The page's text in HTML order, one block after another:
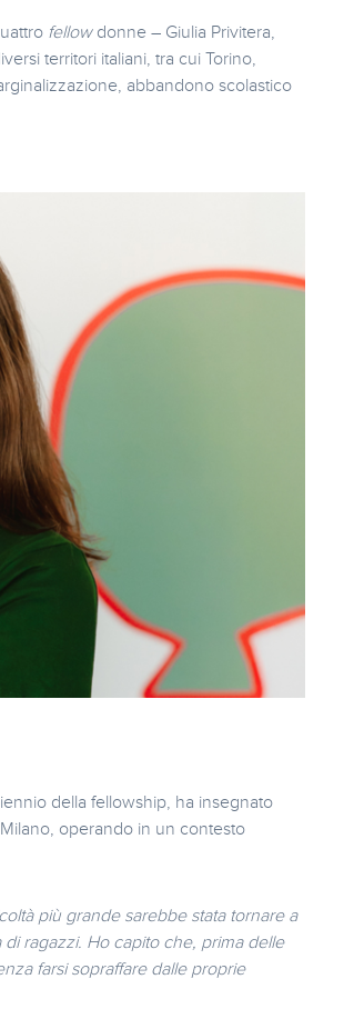
fellowdonne – Giulia Privitera,
territori italiani, tra cui Torino,
abbandono scolastico
della fellowship, ha insegnato
operando in un contesto
più grande sarebbe stata tornare a
ragazzi. Ho capito che, prima delle
farsi sopraffare dalle proprie